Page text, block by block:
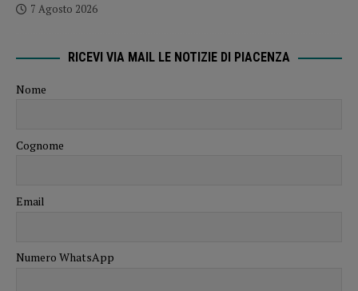
7 Agosto 2026
RICEVI VIA MAIL LE NOTIZIE DI PIACENZA
Nome
Cognome
Email
Numero WhatsApp